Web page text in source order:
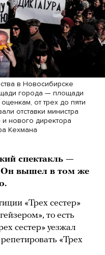
в Новосибирске
города — площади
от трех до пяти
отставки министра
нового директора
Кехмана
спектакль —
Он вышел в том же
«Трех сестер»
то есть
сестер» уезжал
«Трех